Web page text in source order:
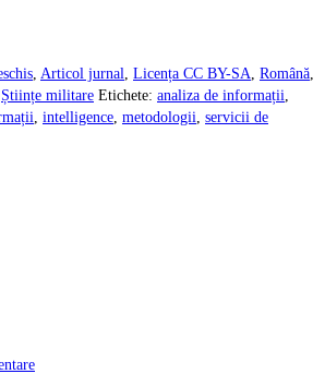
Articol jurnal Licența CC BY-SA Română
Științe militare Etichete: analiza de informații
intelligence metodologii servicii de